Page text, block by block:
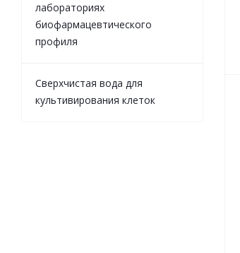
лабораториях
биофармацевтического
профиля
Сверхчистая вода для
культивирования клеток